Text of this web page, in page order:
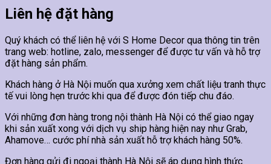
Liên hệ đặt hàng
Quý khách có thể liên hệ với S Home Decor qua thông tin trên
trang web: hotline, zalo, messenger để được tư vấn và hỗ trợ
đặt hàng sản phẩm.
Khách hàng ở Hà Nội muốn qua xưởng xem chất liệu tranh thực
tế vui lòng hẹn trước khi qua để được đón tiếp chu đáo.
Với những đơn hàng trong nội thành Hà Nội có thể giao ngay
khi sản xuất xong với dịch vụ ship hàng hiện nay như Grab,
Ahamove… cước phí nhà sản xuất hỗ trợ khách hàng 50%.
Đơn hàng gửi đi ngoại thành Hà Nội sẽ áp dụng hình thức